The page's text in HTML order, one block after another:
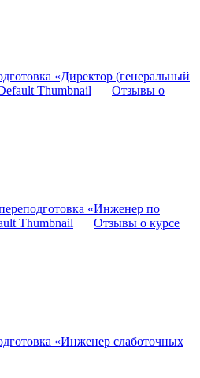
«Директор (генеральный
Отзывы о
«Инженер по
Отзывы о курсе
«Инженер слаботочных